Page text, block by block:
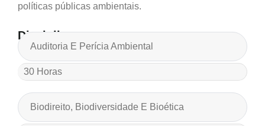
políticas públicas ambientais.
Disciplinas
Auditoria E Perícia Ambiental
30 Horas
Biodireito, Biodiversidade E Bioética